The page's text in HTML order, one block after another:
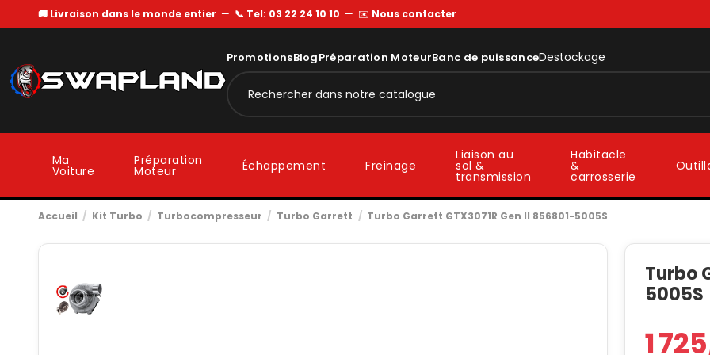
🚚 Livraison dans le monde entier — 📞 Tel: 03 22 24 10 10 — ✉️ Nous contacter
PromotionsBlogPréparation MoteurBanc de puissanceDestockage
Ma
Voiture
Préparation
Moteur Échappement Freinage
Liaison au
sol &
transmission
Habitacle
&
carrosserie
Accueil Kit Turbo Turbocompresseur Turbo Garrett Turbo Garrett GTX3071R Gen II 856801-5005S
Turbo
5005S
1